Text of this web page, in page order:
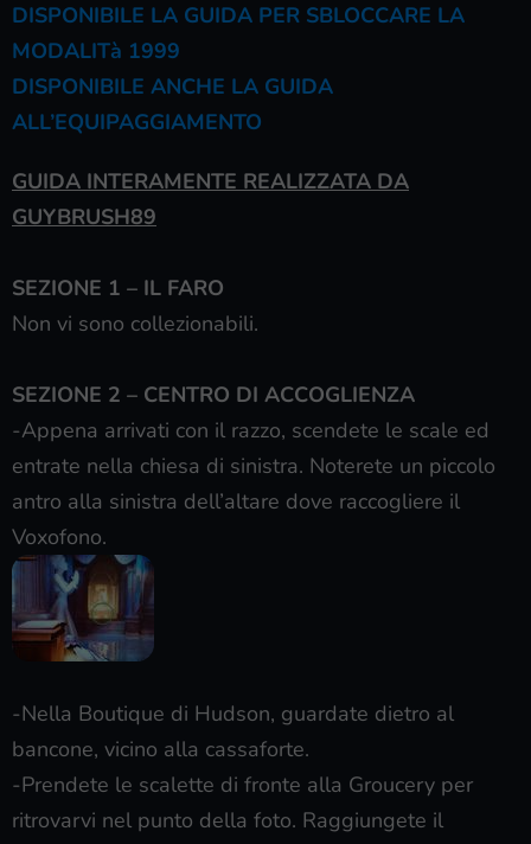
DISPONIBILE LA GUIDA PER SBLOCCARE LA
MODALITà 1999
DISPONIBILE ANCHE LA GUIDA
ALL’EQUIPAGGIAMENTO
GUIDA INTERAMENTE REALIZZATA DA
GUYBRUSH89
SEZIONE 1 – IL FARO
Non vi sono collezionabili.
SEZIONE 2 – CENTRO DI ACCOGLIENZA
-Appena arrivati con il razzo, scendete le scale ed
entrate nella chiesa di sinistra. Noterete un piccolo
antro alla sinistra dell’altare dove raccogliere il
Voxofono.
-Nella Boutique di Hudson, guardate dietro al
bancone, vicino alla cassaforte.
-Prendete le scalette di fronte alla Groucery per
ritrovarvi nel punto della foto. Raggiungete il